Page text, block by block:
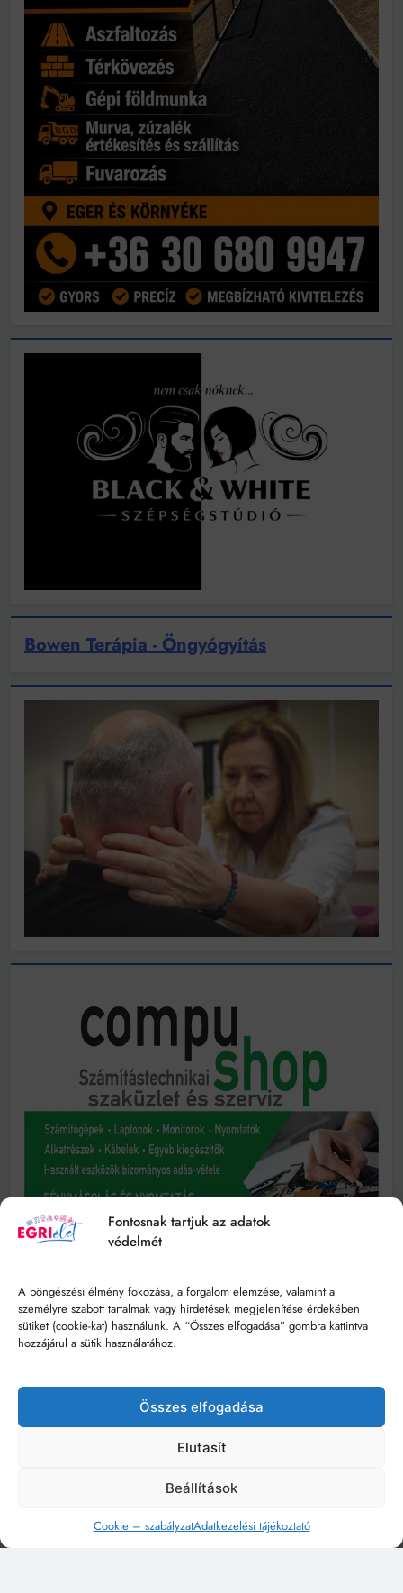
Fontosnak tartjuk az adatok
védelmét
A böngészési élmény fokozása, a forgalom elemzése, valamint a
személyre szabott tartalmak vagy hirdetések megjelenítése érdekében
sütiket (cookie-kat) használunk. A “Összes elfogadása” gombra kattintva
hozzájárul a sütik használatához.
Összes elfogadása
Elutasít
Beállítások
Cookie – szabályzatAdatkezelési tájékoztató
Bowen Terápia - Öngyógyítás